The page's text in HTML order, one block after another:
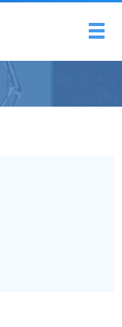
メ